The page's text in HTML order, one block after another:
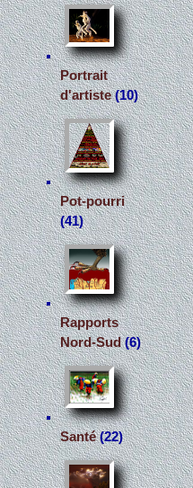
Portrait
d'artiste(10)
Pot-pourri
(41)
Rapports
Nord-Sud(6)
Santé(22)